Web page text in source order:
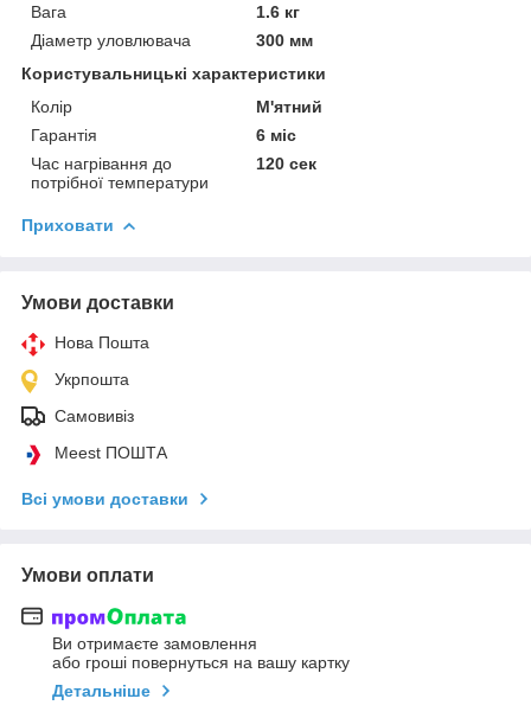
Вага
1.6 кг
Діаметр уловлювача
300 мм
Користувальницькі характеристики
Колір
М'ятний
Гарантія
6 міс
Час нагрівання до
потрібної температури
120 сек
Приховати
Умови доставки
Нова Пошта
Укрпошта
Самовивіз
Meest ПОШТА
Всі умови доставки
Умови оплати
Ви отримаєте замовлення
або гроші повернуться на вашу картку
Детальніше